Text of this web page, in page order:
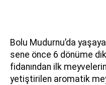
Bolu Mudurnu’da
sene önce 6 dönüme
fidanından ilk
yetiştirilen aromatik